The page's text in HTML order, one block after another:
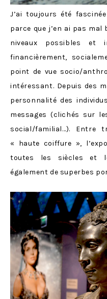
J’ai toujours été
parce que j’en ai pas mal
niveaux possibles et
financièrement,
point de vue socio/
intéressant. Depuis des
personnalité des
messages (clichés sur
social/familial…). Entre
« haute coiffure »,
toutes les siècles et
également de superbes